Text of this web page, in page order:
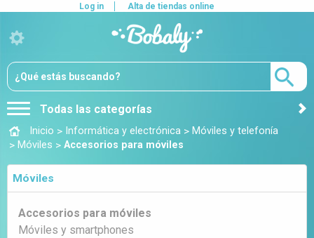
Todas las categorías
Log in Alta de tiendas online
Inicio > Informática y electrónica > Móviles y telefonía
> Móviles > Accesorios para móviles
Móviles
Accesorios para móviles
Móviles y smartphones